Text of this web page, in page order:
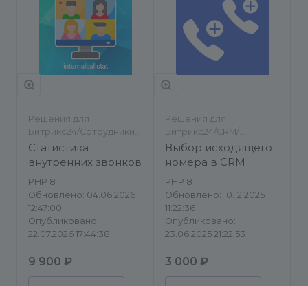
Решения для
Битрикс24/Сотрудники/
Телефония
Статистика
внутренних звонков
PHP 8
Обновлено: 04.06.2026
12:47:00
Опубликовано:
22.07.2026 17:44:38
9 900 ₽
Решения для
Битрикс24/CRM/
Телефония
Выбор исходящего
номера в CRM
PHP 8
Обновлено: 10.12.2025
11:22:36
Опубликовано:
23.06.2025 21:22:53
3 000 ₽